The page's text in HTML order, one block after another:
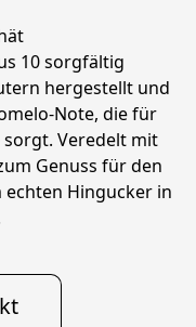
10 sorgfältig
hergestellt und
Note, die für
Veredelt mit
Genuss für den
echten Hingucker in